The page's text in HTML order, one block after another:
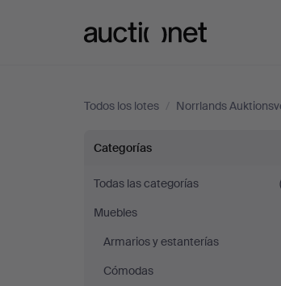
Todos los lotes / Norrlands
Sofás
y
Conjuntos
de
Categorías
Todas las categorías
Muebles
Armarios y estanterías
Cómodas